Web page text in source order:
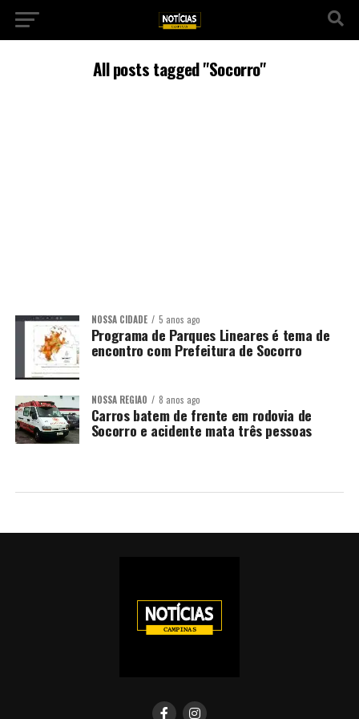
All posts tagged "Socorro"
NOSSA CIDADE 5 anos ago
Programa de Parques Lineares é tema de
encontro com Prefeitura de Socorro
NOSSA REGIÃO 8 anos ago
Carros batem de frente em rodovia de
Socorro e acidente mata três pessoas